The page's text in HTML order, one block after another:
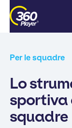
Per le squadre
Lo
sportiva
squadre